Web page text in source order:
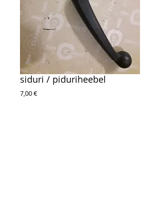
siduri / piduriheebel
7,00 €Цена